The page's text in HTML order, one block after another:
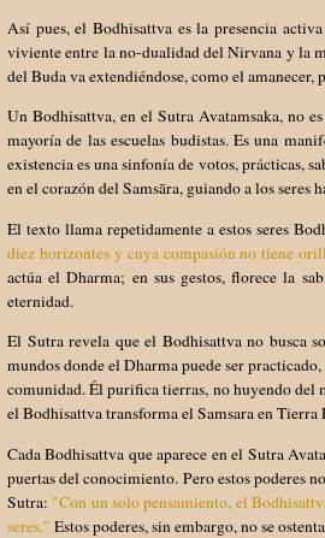
Así pues, el Bodhisattva es la presencia
viviente entre la no-dualidad del Nirvana y la
del Buda va extendiéndose, como el
Un Bodhisattva, en el Sutra Avatamsaka, no
mayoría de las escuelas budistas. Es una
existencia es una sinfonía de votos, prácticas,
en el corazón del Samsāra, guiando a los seres
El texto llama repetidamente a estos seres
diez horizontes y cuya compasión no tiene
actúa el Dharma; en sus gestos, florece la
eternidad.
El Sutra revela que el Bodhisattva no busca
mundos donde el Dharma puede ser
comunidad. Él purifica tierras, no huyendo del
el Bodhisattva transforma el Samsara en
Cada Bodhisattva que aparece en el Sutra
puertas del conocimiento. Pero estos poderes
Sutra: "Con un solo pensamiento, el
seres." Estos poderes, sin embargo, no se